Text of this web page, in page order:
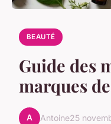
BEAUTÉ
Guide des
marques
A Antoine25